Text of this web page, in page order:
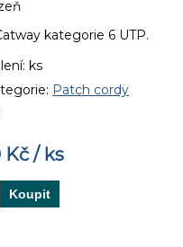
kategorie 6 UTP.
ks
Patch cordy
Kč / ks